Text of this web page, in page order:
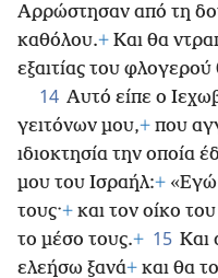
Αρρώστησαν από τη
καθόλου.+ Και θα
εξαιτίας του
14 Αυτό είπε ο
γειτόνων μου,+ που
ιδιοκτησία την οποία
μου του Ισραήλ:+ «Εγώ
τους·+ και τον οίκο
το μέσο τους.+ 15 Και
ελεήσω ξανά+ και θα